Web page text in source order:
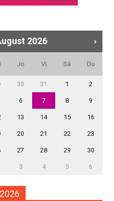
2026
Jo Vi Sâ Du
30 31 1 2
6 7 8 9
13 14 15 16
20 21 22 23
27 28 29 30
3 4 5 6